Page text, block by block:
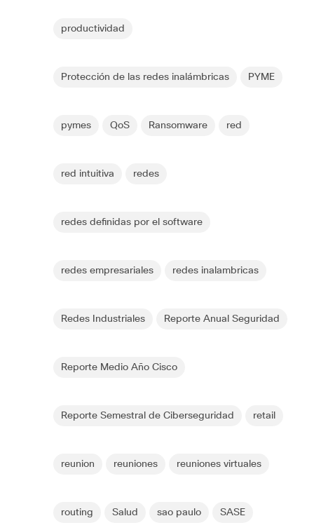
productividad
Protección de las redes inalámbricas PYME
pymes QoS Ransomware red
red intuitiva redes
redes definidas por el software
redes empresariales redes inalambricas
Redes Industriales Reporte Anual Seguridad
Reporte Medio Año Cisco
Reporte Semestral de Ciberseguridad retail
reunion reuniones reuniones virtuales
routing Salud sao paulo SASE